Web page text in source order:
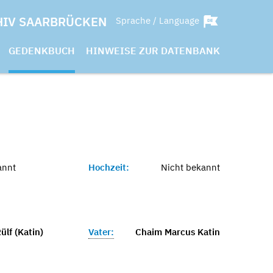
SAARBRÜCKEN Sprache / Language
GEDENKBUCH HINWEISE ZUR DATENBANK
Hochzeit: Nicht bekannt
(Katin) Vater: Chaim Marcus Katin